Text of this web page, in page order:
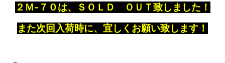
２Ｍ‐７０は、ＳＯＬＤ ＯＵＴ致しました！
また次回入荷時に、宜しくお願い致します！